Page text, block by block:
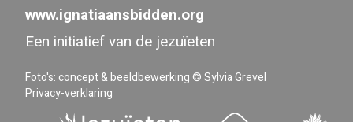
www.ignatiaansbidden.org
Een initiatief van de jezuïeten
Foto's: concept & beeldbewerking © Sylvia Grevel
Privacy-verklaring